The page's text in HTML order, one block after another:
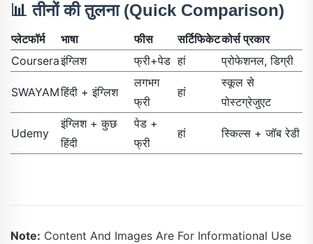
📊तीनों की तुलना (Quick Comparison)
प्लेटफॉर्म भाषा फीस सर्टिफिकेटकोर्स प्रकार
Courseraइंग्लिश फ्री+पेड हां प्रोफेशनल, डिग्री
SWAYAMहिंदी + इंग्लिश
लगभग
फ्री
हां
स्कूल से
पोस्टग्रेजुएट
Udemy
इंग्लिश + कुछ
हिंदी
पेड +
फ्री
हां स्किल्स + जॉब रेडी
Note: Content And Images Are For Informational Use